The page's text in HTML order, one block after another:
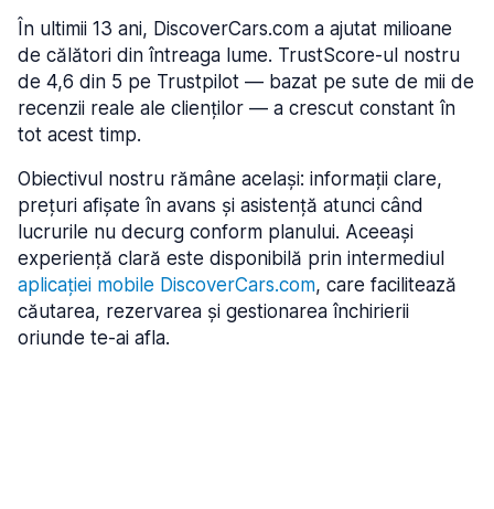
În ultimii 13 ani, DiscoverCars.com a ajutat milioane
de călători din întreaga lume. TrustScore-ul nostru
de 4,6 din 5 pe Trustpilot — bazat pe sute de mii de
recenzii reale ale clienților — a crescut constant în
tot acest timp.
Obiectivul nostru rămâne același: informații clare,
prețuri afișate în avans și asistență atunci când
lucrurile nu decurg conform planului. Aceeași
experiență clară este disponibilă prin intermediul
aplicației mobile DiscoverCars.com, care facilitează
căutarea, rezervarea și gestionarea închirierii
oriunde te-ai afla.
„Trebuia să creăm un produs pe care să fim